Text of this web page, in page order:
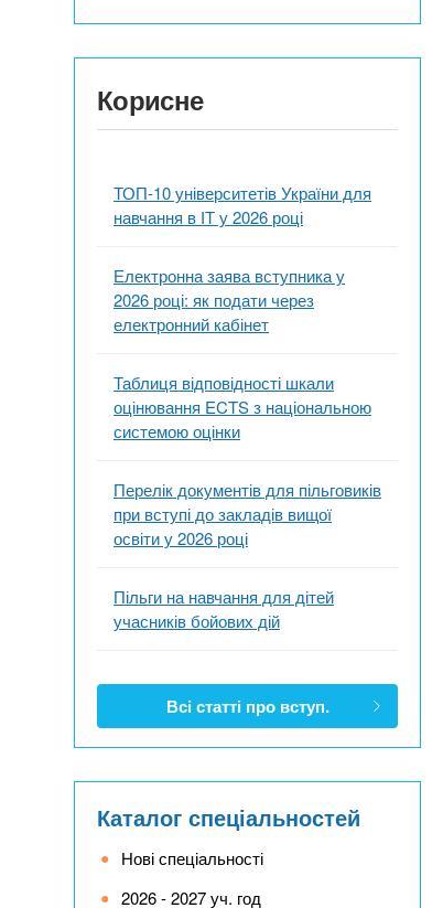
Корисне
ТОП-10 університетів України для
навчання в ІТ у 2026 році
Електронна заява вступника у
2026 році: як подати через
електронний кабінет
Таблиця відповідності шкали
оцінювання ECTS з національною
системою оцінки
Перелік документів для пільговиків
при вступі до закладів вищої
освіти у 2026 році
Пільги на навчання для дітей
учасників бойових дій
Всі статті про вступ.
Каталог спеціальностей
Нові спеціальності
2026 - 2027 уч. год